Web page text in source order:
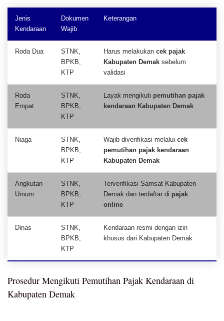
Jenis
Kendaraan
Dokumen
Wajib
Keterangan
Roda Dua
STNK,
BPKB,
KTP
Harus melakukan cek pajak
Kabupaten Demak sebelum
validasi
Roda
Empat
STNK,
BPKB,
KTP
Layak mengikuti pemutihan pajak
kendaraan Kabupaten Demak
Niaga
STNK,
BPKB,
KTP
Wajib diverifikasi melalui cek
pemutihan pajak kendaraan
Kabupaten Demak
Angkutan
Umum
STNK,
BPKB,
KTP
Terverifikasi Samsat Kabupaten
Demak dan terdaftar di pajak
online
Dinas
STNK,
BPKB,
KTP
Kendaraan resmi dengan izin
khusus dari Kabupaten Demak
Prosedur Mengikuti Pemutihan Pajak Kendaraan di
Kabupaten Demak